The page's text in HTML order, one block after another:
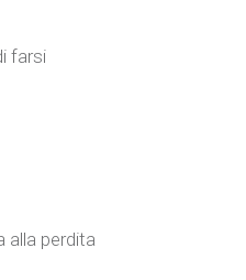
farsi
alla perdita